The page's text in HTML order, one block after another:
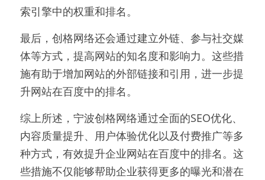
索引擎中的权重和排名。
最后，创格网络还会通过建立外链、参与社交媒
体等方式，提高网站的知名度和影响力。这些措
施有助于增加网站的外部链接和引用，进一步提
升网站在百度中的排名。
综上所述，宁波创格网络通过全面的SEO优化、
内容质量提升、用户体验优化以及付费推广等多
种方式，有效提升企业网站在百度中的排名。这
些措施不仅能够帮助企业获得更多的曝光和潜在